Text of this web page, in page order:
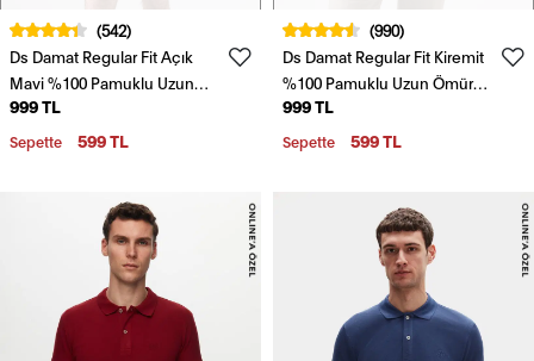
(542)
Ds Damat Regular Fit Açık
Mavi %100 Pamuklu Uzun
Ömürlü Kıvrılmaz Polo Yaka
Nakışlı T-Shirt
999 TL
Sepette 599 TL
(990)
Ds Damat Regular Fit Kiremit
%100 Pamuklu Uzun Ömürlü
Kıvrılmaz Polo Yaka Nakışlı T-
Shirt
999 TL
Sepette 599 TL